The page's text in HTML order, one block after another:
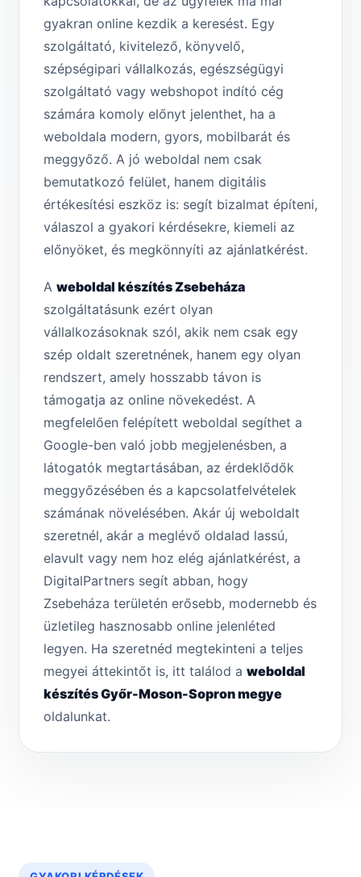
gyakran online kezdik a keresést. Egy
szolgáltató, kivitelező, könyvelő,
szépségipari vállalkozás, egészségügyi
szolgáltató vagy webshopot indító cég
számára komoly előnyt jelenthet, ha a
weboldala modern, gyors, mobilbarát és
meggyőző. A jó weboldal nem csak
bemutatkozó felület, hanem digitális
értékesítési eszköz is: segít bizalmat építeni,
válaszol a gyakori kérdésekre, kiemeli az
előnyöket, és megkönnyíti az ajánlatkérést.
A weboldal készítés Zsebeháza
szolgáltatásunk ezért olyan
vállalkozásoknak szól, akik nem csak egy
szép oldalt szeretnének, hanem egy olyan
rendszert, amely hosszabb távon is
támogatja az online növekedést. A
megfelelően felépített weboldal segíthet a
Google-ben való jobb megjelenésben, a
látogatók megtartásában, az érdeklődők
meggyőzésében és a kapcsolatfelvételek
számának növelésében. Akár új weboldalt
szeretnél, akár a meglévő oldalad lassú,
elavult vagy nem hoz elég ajánlatkérést, a
DigitalPartners segít abban, hogy
Zsebeháza területén erősebb, modernebb és
üzletileg hasznosabb online jelenléted
legyen. Ha szeretnéd megtekinteni a teljes
megyei áttekintőt is, itt találod a weboldal
készítés Győr-Moson-Sopron megye
oldalunkat.